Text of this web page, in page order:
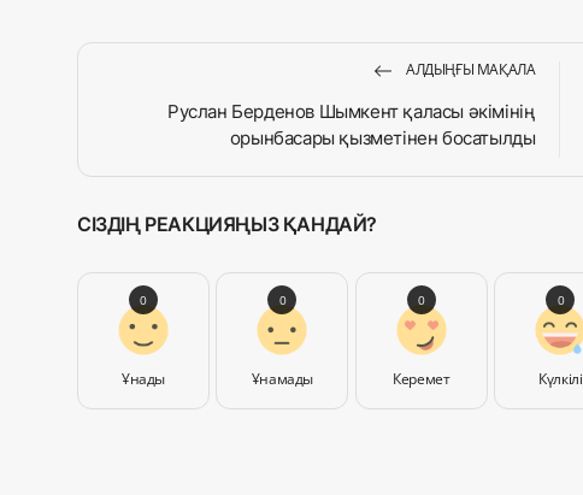
АЛДЫҢҒЫ МАҚАЛА
Руслан Берденов Шымкент қаласы әкімінің
орынбасары қызметінен босатылды
СІЗДІҢ РЕАКЦИЯҢЫЗ ҚАНДАЙ?
Ұнады
0
Ұнамады
0
Керемет
0
Күлкілі
0